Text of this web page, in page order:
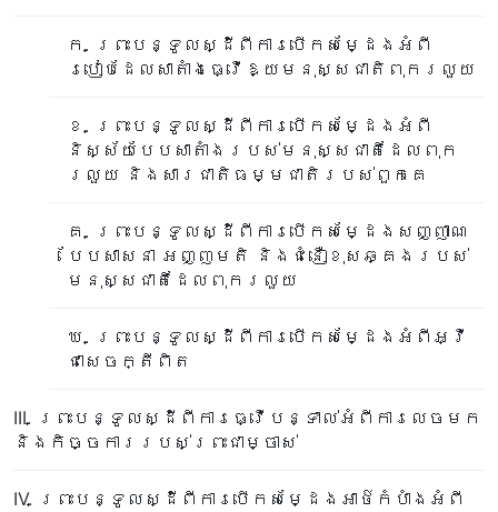
ក. ព្រះបន្ទូលស្ដីពីការបើកសម្ដែងអំពី
របៀបដែលសាតាំងធ្វើឱ្យមនុស្សជាតិពុករលួយ
ខ. ព្រះបន្ទូលស្ដីពីការបើកសម្ដែងអំពី
និស្ស័យបែបសាតាំងរបស់មនុស្សជាតិដែលពុក
រលួយ និងសារជាតិធម្មជាតិរបស់ពួកគេ
គ. ព្រះបន្ទូលស្ដីពីការបើកសម្ដែងសញ្ញាណ
បែបសាសនា អញ្ញមតិ និងជំនឿខុសឆ្គងរបស់
មនុស្សជាតិដែលពុករលួយ
ឃ. ព្រះបន្ទូលស្ដីពីការបើកសម្ដែងអំពីអ្វី
ជាសេចក្តីពិត
III. ព្រះបន្ទូលស្ដីពីការធ្វើបន្ទាល់អំពីការលេចមក
និងកិច្ចការរបស់ព្រះជាម្ចាស់
IV. ព្រះបន្ទូលស្ដីពីការបើកសម្ដែងអាថ៌កំបាំងអំពី